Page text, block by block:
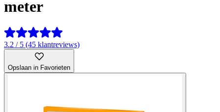
meter
3.2 / 5 (45 klantreviews)
Opslaan in Favorieten